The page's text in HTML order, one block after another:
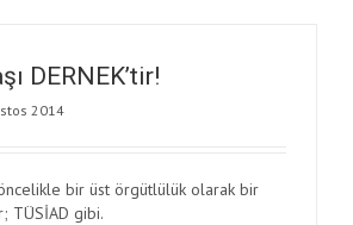
DERNEK’tir!
2014
bir üst örgütlülük olarak bir
TÜSİAD gibi.